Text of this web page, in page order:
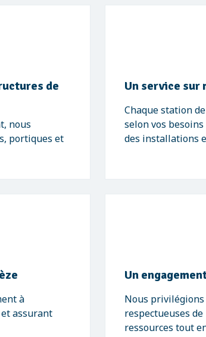
de
nous
portiques et
Un service sur
Chaque station
selon vos
des installations
à
assurant
Un
Nous
respectueuses
ressources tout